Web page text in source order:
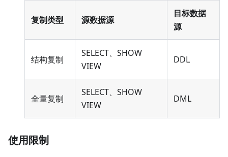
复制类型 源数据源
目标数据
源
结构复制
SELECT、SHOW
VIEW
DDL
全量复制
SELECT、SHOW
VIEW
DML
使用限制